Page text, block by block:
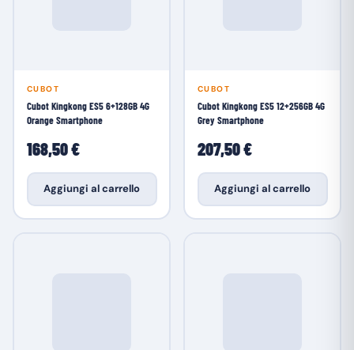
CUBOT
Cubot Kingkong ES5 6+128GB 4G
Orange Smartphone
168,50 €
Aggiungi al carrello
CUBOT
Cubot Kingkong ES5 12+256GB 4G
Grey Smartphone
207,50 €
Aggiungi al carrello